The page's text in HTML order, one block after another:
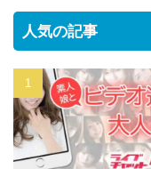
人気の記事